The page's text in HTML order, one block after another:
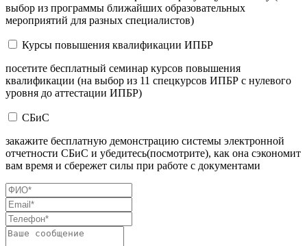
выбор из программы ближайших образовательных
мероприятий для разных специалистов)
Курсы повышения квалификации ИПБР
посетите бесплатный семинар курсов повышения
квалификации (на выбор из 11 спецкурсов ИПБР с нулевого
уровня до аттестации ИПБР)
СБиС
закажите бесплатную демонстрацию системы электронной
отчетности СБиС и убедитесь(посмотрите), как она сэкономит
вам время и сбережет силы при работе с документами